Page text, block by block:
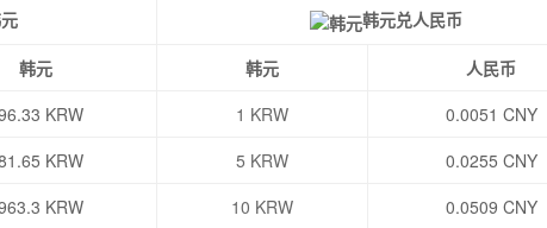
韩元兑人民币
韩元 韩元
人民币
KRW 1 KRW
0.0051 CNY
KRW 5 KRW
0.0255 CNY
KRW 10 KRW
0.0509 CNY